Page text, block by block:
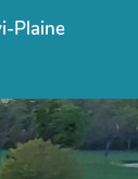
Plaine